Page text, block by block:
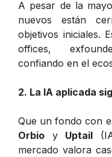
A pesar de la
nuevos están
objetivos iniciales.
offices,
confiando en el
2. La IA aplicada
Que un fondo con
Orbio y Uptail
mercado valora